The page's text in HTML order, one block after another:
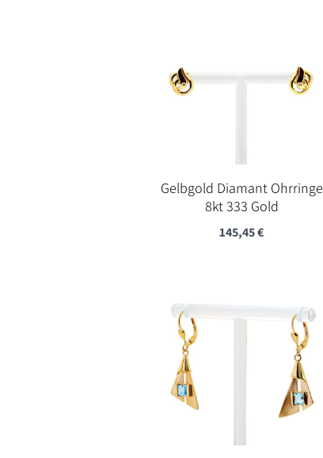
Gelbgold Diamant Ohrringe
8kt 333 Gold
145,45€